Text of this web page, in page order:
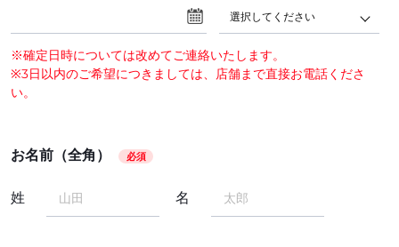
選択してください
※確定日時については改めてご連絡いたします。
※3日以内のご希望につきましては、店舗まで直接お電話くださ
い。
お名前（全角） 必須
姓 名